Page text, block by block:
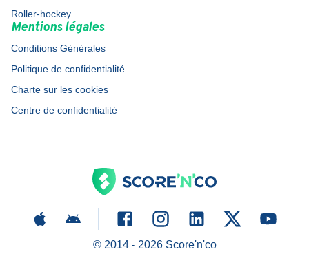
Roller-hockey
Mentions légales
Conditions Générales
Politique de confidentialité
Charte sur les cookies
Centre de confidentialité
© 2014 - 2026Score'n'co